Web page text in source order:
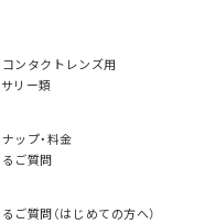
ンタクトレンズ用
リー類
ップ・料金
ご質問
ご質問（はじめての方へ）